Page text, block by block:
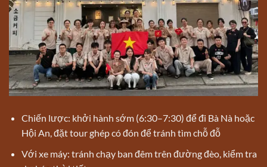
Chiến lược: khởi hành sớm (6:30–7:30) để đi Bà Nà hoặc
Hội An, đặt tour ghép có đón để tránh tìm chỗ đỗ
Với xe máy: tránh chạy ban đêm trên đường đèo, kiểm tra